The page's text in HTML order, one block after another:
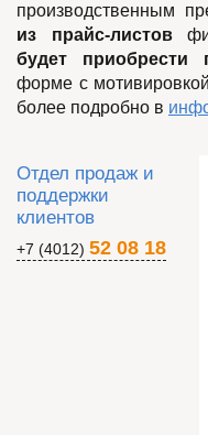
производственным
из прайс-листов
будет приобрести
форме с
более подробно в
Отдел продаж и
поддержки
клиентов
+7 (4012) 52 08 18